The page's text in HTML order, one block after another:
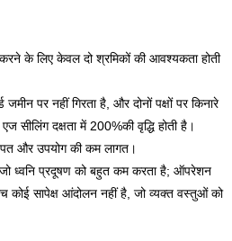
के लिए केवल दो श्रमिकों की आवश्यकता होती
पर नहीं गिरता है, और दोनों पक्षों पर किनारे
सीलिंग दक्षता में 200%की वृद्धि होती है।
और उपयोग की कम लागत।
जो ध्वनि प्रदूषण को बहुत कम करता है; ऑपरेशन
कोई सापेक्ष आंदोलन नहीं है, जो व्यक्त वस्तुओं को